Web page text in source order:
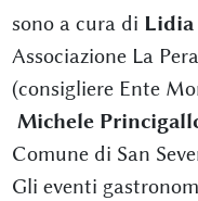
sono a cura di Lidia
Associazione La
(consigliere Ente
Michele
Comune di San
Gli eventi